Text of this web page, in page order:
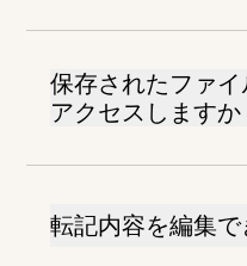
保存されたファ
アクセスしますか
転記内容を編集で